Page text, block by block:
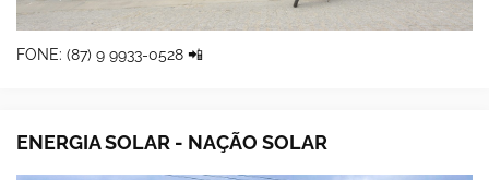
FONE: (87) 9 9933-0528 📲
ENERGIA SOLAR - NAÇÃO SOLAR